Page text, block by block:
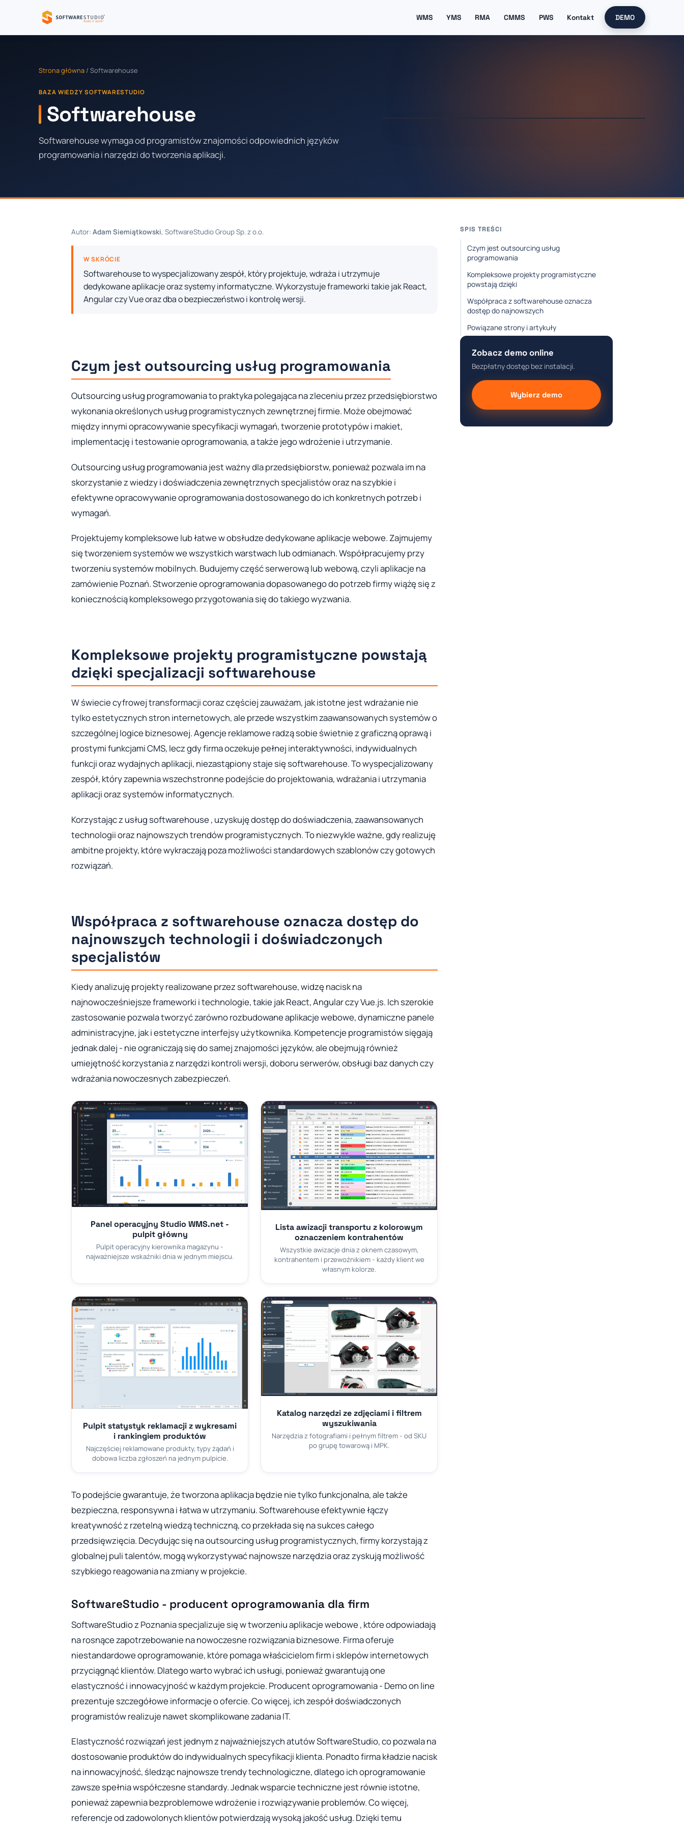
WMS YMS RMA CMMS PWS Kontakt DEMO
Strona główna / Softwarehouse
BAZA WIEDZY SOFTWARESTUDIO
Softwarehouse
Softwarehouse wymaga od programistów znajomości odpowiednich języków
programowania i narzędzi do tworzenia aplikacji.
Autor: Adam Siemiątkowski, SoftwareStudio Group Sp. z o.o.
W SKRÓCIE
Softwarehouse to wyspecjalizowany zespół, który projektuje, wdraża i utrzymuje
dedykowane aplikacje oraz systemy informatyczne. Wykorzystuje frameworki takie jak React,
Angular czy Vue oraz dba o bezpieczeństwo i kontrolę wersji.
Czym jest outsourcing usług programowania
Outsourcing usług programowania to praktyka polegająca na zleceniu przez przedsiębiorstwo
wykonania określonych usług programistycznych zewnętrznej firmie. Może obejmować
między innymi opracowywanie specyfikacji wymagań, tworzenie prototypów i makiet,
implementację i testowanie oprogramowania, a także jego wdrożenie i utrzymanie.
Outsourcing usług programowania jest ważny dla przedsiębiorstw, ponieważ pozwala im na
skorzystanie z wiedzy i doświadczenia zewnętrznych specjalistów oraz na szybkie i
efektywne opracowywanie oprogramowania dostosowanego do ich konkretnych potrzeb i
wymagań.
Projektujemy kompleksowe lub łatwe w obsłudze dedykowane aplikacje webowe. Zajmujemy
się tworzeniem systemów we wszystkich warstwach lub odmianach. Współpracujemy przy
tworzeniu systemów mobilnych. Budujemy część serwerową lub webową, czyli aplikacje na
zamówienie Poznań. Stworzenie oprogramowania dopasowanego do potrzeb firmy wiążę się z
koniecznością kompleksowego przygotowania się do takiego wyzwania.
Kompleksowe projekty programistyczne powstają
dzięki specjalizacji softwarehouse
W świecie cyfrowej transformacji coraz częściej zauważam, jak istotne jest wdrażanie nie
tylko estetycznych stron internetowych, ale przede wszystkim zaawansowanych systemów o
szczególnej logice biznesowej. Agencje reklamowe radzą sobie świetnie z graficzną oprawą i
prostymi funkcjami CMS, lecz gdy firma oczekuje pełnej interaktywności, indywidualnych
funkcji oraz wydajnych aplikacji, niezastąpiony staje się softwarehouse. To wyspecjalizowany
zespół, który zapewnia wszechstronne podejście do projektowania, wdrażania i utrzymania
aplikacji oraz systemów informatycznych.
Korzystając z usług softwarehouse , uzyskuję dostęp do doświadczenia, zaawansowanych
technologii oraz najnowszych trendów programistycznych. To niezwykle ważne, gdy realizuję
ambitne projekty, które wykraczają poza możliwości standardowych szablonów czy gotowych
rozwiązań.
Współpraca z softwarehouse oznacza dostęp do
najnowszych technologii i doświadczonych
specjalistów
Kiedy analizuję projekty realizowane przez softwarehouse, widzę nacisk na
najnowocześniejsze frameworki i technologie, takie jak React, Angular czy Vue.js. Ich szerokie
zastosowanie pozwala tworzyć zarówno rozbudowane aplikacje webowe, dynamiczne panele
administracyjne, jak i estetyczne interfejsy użytkownika. Kompetencje programistów sięgają
jednak dalej - nie ograniczają się do samej znajomości języków, ale obejmują również
umiejętność korzystania z narzędzi kontroli wersji, doboru serwerów, obsługi baz danych czy
wdrażania nowoczesnych zabezpieczeń.
Panel operacyjny Studio WMS.net -
pulpit główny
Pulpit operacyjny kierownika magazynu -
najważniejsze wskaźniki dnia w jednym miejscu.
Lista awizacji transportu z kolorowym
oznaczeniem kontrahentów
Wszystkie awizacje dnia z oknem czasowym,
kontrahentem i przewoźnikiem - każdy klient we
własnym kolorze.
Pulpit statystyk reklamacji z wykresami
i rankingiem produktów
Najczęściej reklamowane produkty, typy żądań i
dobowa liczba zgłoszeń na jednym pulpicie.
Katalog narzędzi ze zdjęciami i filtrem
wyszukiwania
Narzędzia z fotografiami i pełnym filtrem - od SKU
po grupę towarową i MPK.
To podejście gwarantuje, że tworzona aplikacja będzie nie tylko funkcjonalna, ale także
bezpieczna, responsywna i łatwa w utrzymaniu. Softwarehouse efektywnie łączy
kreatywność z rzetelną wiedzą techniczną, co przekłada się na sukces całego
przedsięwzięcia. Decydując się na outsourcing usług programistycznych, firmy korzystają z
globalnej puli talentów, mogą wykorzystywać najnowsze narzędzia oraz zyskują możliwość
szybkiego reagowania na zmiany w projekcie.
SoftwareStudio - producent oprogramowania dla firm
SoftwareStudio z Poznania specjalizuje się w tworzeniu aplikacje webowe , które odpowiadają
na rosnące zapotrzebowanie na nowoczesne rozwiązania biznesowe. Firma oferuje
niestandardowe oprogramowanie, które pomaga właścicielom firm i sklepów internetowych
przyciągnąć klientów. Dlatego warto wybrać ich usługi, ponieważ gwarantują one
elastyczność i innowacyjność w każdym projekcie. Producent oprogramowania - Demo on line
prezentuje szczegółowe informacje o ofercie. Co więcej, ich zespół doświadczonych
programistów realizuje nawet skomplikowane zadania IT.
Elastyczność rozwiązań jest jednym z najważniejszych atutów SoftwareStudio, co pozwala na
dostosowanie produktów do indywidualnych specyfikacji klienta. Ponadto firma kładzie nacisk
na innowacyjność, śledząc najnowsze trendy technologiczne, dlatego ich oprogramowanie
zawsze spełnia współczesne standardy. Jednak wsparcie techniczne jest równie istotne,
ponieważ zapewnia bezproblemowe wdrożenie i rozwiązywanie problemów. Co więcej,
referencje od zadowolonych klientów potwierdzają wysoką jakość usług. Dzięki temu
SPIS TREŚCI
Czym jest outsourcing usług
programowania
Kompleksowe projekty programistyczne
powstają dzięki
Współpraca z softwarehouse oznacza
dostęp do najnowszych
Powiązane strony i artykuły
Zobacz demo online
Bezpłatny dostęp bez instalacji.
Wybierz demo